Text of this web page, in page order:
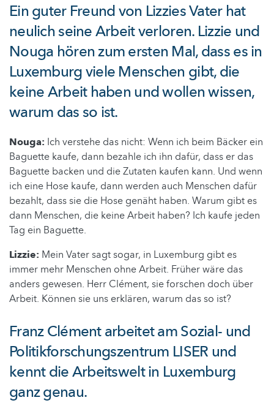
Ein guter Freund von Lizzies Vater hat
neulich seine Arbeit verloren. Lizzie und
Nouga hören zum ersten Mal, dass es in
Luxemburg viele Menschen gibt, die
keine Arbeit haben und wollen wissen,
warum das so ist.
Nouga: Ich verstehe das nicht: Wenn ich beim Bäcker ein
Baguette kaufe, dann bezahle ich ihn dafür, dass er das
Baguette backen und die Zutaten kaufen kann. Und wenn
ich eine Hose kaufe, dann werden auch Menschen dafür
bezahlt, dass sie die Hose genäht haben. Warum gibt es
dann Menschen, die keine Arbeit haben? Ich kaufe jeden
Tag ein Baguette.
Lizzie: Mein Vater sagt sogar, in Luxemburg gibt es
immer mehr Menschen ohne Arbeit. Früher wäre das
anders gewesen. Herr Clément, sie forschen doch über
Arbeit. Können sie uns erklären, warum das so ist?
Franz Clément arbeitet am Sozial- und
Politikforschungszentrum LISER und
kennt die Arbeitswelt in Luxemburg
ganz genau.